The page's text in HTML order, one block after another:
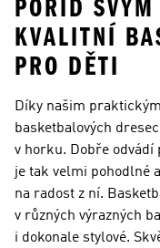
POŘIĎ SVÝM
KVALITNÍ
PRO DĚTI
Díky našim
basketbalových
v horku. Dobře odvádí
je tak velmi pohodlné
na radost z ní.
v různých výrazných
i dokonale stylové.